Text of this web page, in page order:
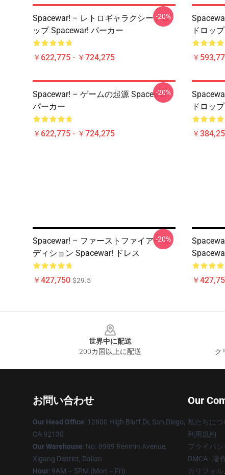
Spacewar! – レトロギャラクシードロ
ップ Spacewar! パーカー
￥622,775 - ￥724,275
-20%
ドロッ
￥
Spacewar! – ゲームの起源 Spacewar!
パーカー
￥622,775 - ￥724,275
-20%
ドロッ
￥
Spacewar! – ファーストファイアーエ
ディション Spacewar! ドレス
￥427,750 $29.5
-20%
￥
世界中に配送
200カ国以上に配送
ク
お問い合わせ
Our Head Office: 12800 High Bluff Dr, San Diego,
CA 92130
Our Warehouse: No. 8989 Renmin Avenue,
Xigang District, Dalian
Hour: 9AM – 5PM (Mon – Fri)
Our
私たちにつ
利用規約
プライバ
DMCA - 著
カリフォ